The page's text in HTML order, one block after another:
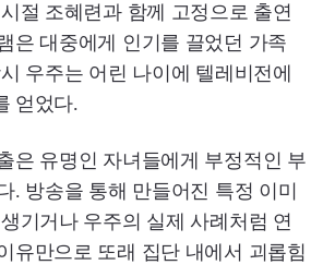
절 조혜련과 함께 고정으로 출연
은 대중에게 인기를 끌었던 가족
우주는 어린 나이에 텔레비전에
얻었다.
은 유명인 자녀들에게 부정적인 부
. 방송을 통해 만들어진 특정 이미
기거나 우주의 실제 사례처럼 연
유만으로 또래 집단 내에서 괴롭힘